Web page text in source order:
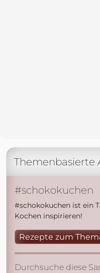
Themenbasierte
#schokokuchen
#schokokuchen ist ein
Kochen inspirieren!
Rezepte zum
Durchsuche diese